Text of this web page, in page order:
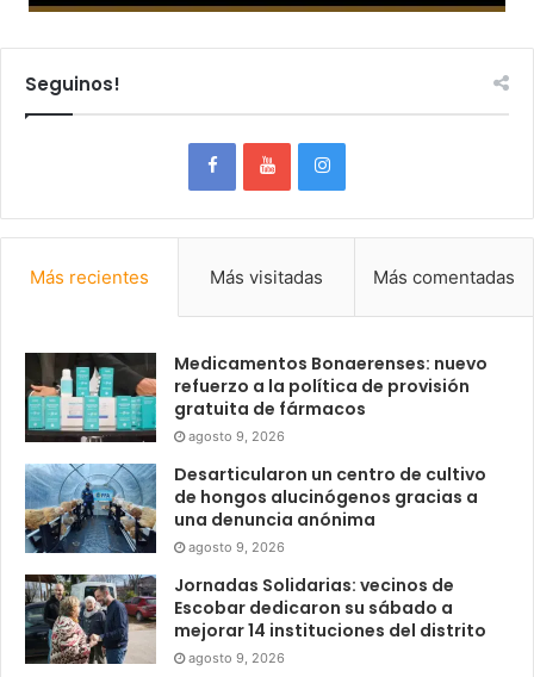
Seguinos!
Más recientes Más visitadas Más comentadas
Medicamentos Bonaerenses: nuevo
refuerzo a la política de provisión
gratuita de fármacos
agosto 9, 2026
Desarticularon un centro de cultivo
de hongos alucinógenos gracias a
una denuncia anónima
agosto 9, 2026
Jornadas Solidarias: vecinos de
Escobar dedicaron su sábado a
mejorar 14 instituciones del distrito
agosto 9, 2026